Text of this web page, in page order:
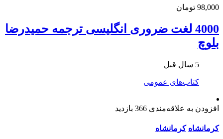
98,000 تومان
4000 لغت ضروری انگلیسی ترجمه حمیدرضا
بلوچ
5 سال قبل
کتاب‌های عمومی
افزودن به علاقه‌مندی 366 بازدید
کرمانشاه کرمانشاه